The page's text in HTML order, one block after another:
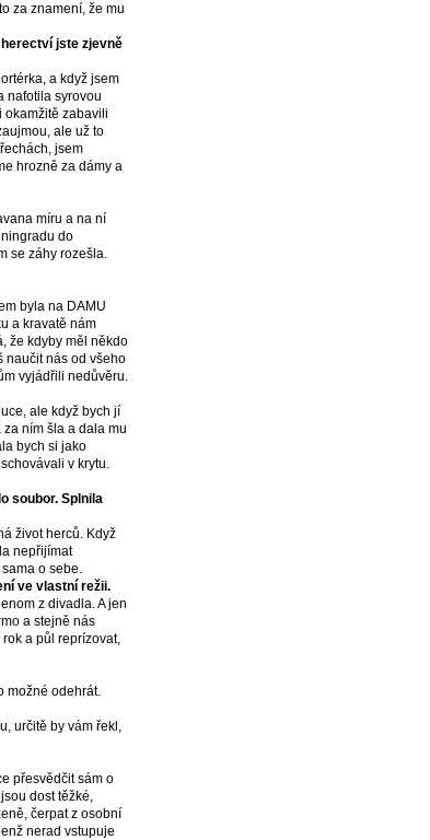
za znamení, že mu
jste zjevně
a když jsem
nafotila syrovou
okamžitě zabavili
ale už to
jsem
hrozně za dámy a
míru a na ní
do
se záhy rozešla.
byla na DAMU
a kravatě nám
že kdyby měl někdo
naučit nás od všeho
vyjádřili nedůvěru.
ale když bych jí
ním šla a dala mu
bych si jako
v krytu.
soubor. Splnila
život herců. Když
nepřijímat
o sebe.
ve vlastní režii.
z divadla. A jen
a stejně nás
a půl reprízovat,
možné odehrát.
určitě by vám řekl,
přesvědčit sám o
dost těžké,
čerpat z osobní
nerad vstupuje